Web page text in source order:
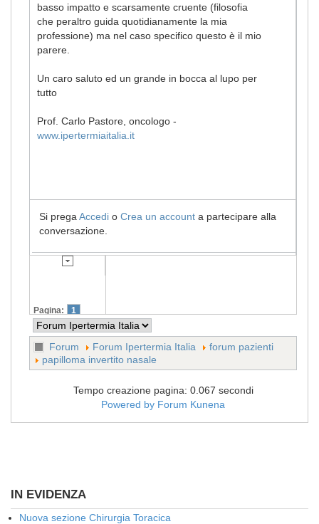
basso impatto e scarsamente cruente (filosofia
che peraltro guida quotidianamente la mia
professione) ma nel caso specifico questo è il mio
parere.
Un caro saluto ed un grande in bocca al lupo per
tutto
Prof. Carlo Pastore, oncologo -
www.ipertermiaitalia.it
Si prega Accedi o Crea un account a partecipare alla
conversazione.
Pagina: 1
Forum Forum Ipertermia Italia
forum pazienti
papilloma invertito nasale
Tempo creazione pagina: 0.067 secondi
Powered by Forum Kunena
IN EVIDENZA
Nuova sezione Chirurgia Toracica